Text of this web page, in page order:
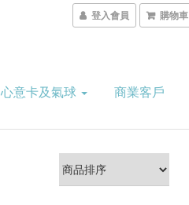
登入會員 購物車
心意卡及氣球 商業客戶